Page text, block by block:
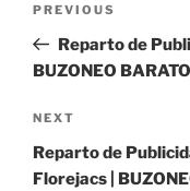
Previous
Post
PREVIOUS
Reparto de
BUZONEO BARATO
Next
Post
NEXT
Reparto de
Florejacs |